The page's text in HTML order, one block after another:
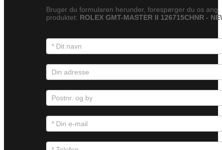
Bruger du formularen herunder, forespørger du os ang.
produktet: ROLEX GMT-MASTER II 126715CHNR -